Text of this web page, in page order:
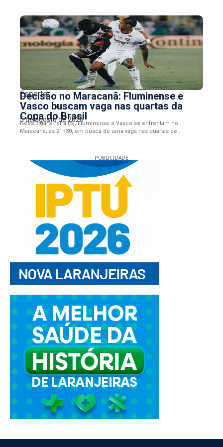
Esporte
Decisão no Maracanã: Fluminense e
Vasco buscam vaga nas quartas da
Copa do Brasil
5 de agosto de 2026
Nesta quarta-feira (5), Fluminense e Vasco se enfrentam no
Maracanã, às 21h30, em busca de uma vaga nas quartas de...
PUBLICIDADE